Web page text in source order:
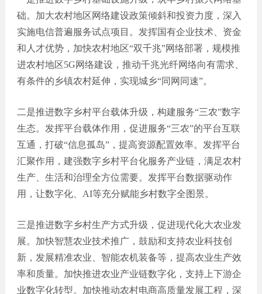
础。加大农村地区网络建设政策倾斜和投资力度，深入
实施电信普遍服务试点项目。发挥国有企业技术、资金
和人才优势，加快农村地区“双千兆”网络部署，规模推
进农村地区5G网络建设，推动千兆光纤网络向有需求、
有条件的乡镇农村延伸，实现城乡“同网同速”。
二是推进数字乡村平台载体升级，构建服务“三农”数字
生态。发挥平台载体作用，促进服务“三农”的平台互联
互通，打破“信息孤岛”，提高资源配置效率。发挥平台
汇聚作用，建强数字乡村平台化服务产业链，满足农村
生产、生活和治理全方位需要。发挥平台数据驱动作
用，让数字化、AI等充分赋能乡村数字全图景。
三是推进数字乡村生产方式升级，促进现代化大农业发
展。加快智慧农业技术推广，鼓励和支持农业科技创
新，发展精准农业、智能农机装备等，提高农业生产效
率和质量。加快推进农业产业链数字化，支持上下游企
业数字化转型。加快推动农村电商高质量发展工程，深